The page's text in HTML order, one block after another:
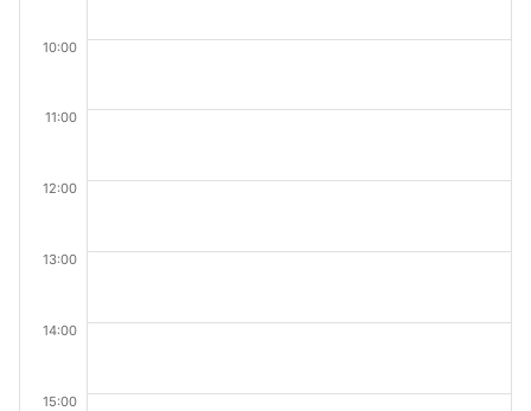
10:00
11:00
12:00
13:00
14:00
15:00